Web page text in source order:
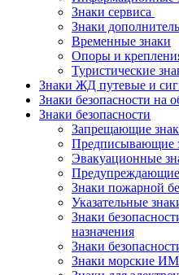
Знаки сервиса
Знаки
Временные знаки
Опоры и
Туристические
Знаки ЖД путевые и
Знаки безопасности на
Знаки безопасности
Запрещающие
Предписывающие
Эвакуационные
Предупреждающие
Знаки пожарной
Указательные
Знаки
назначения
Знаки
Знаки морские